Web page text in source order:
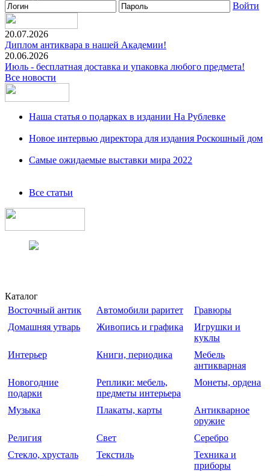
Войти
20.07.2026
Диплом антиквара в нашей Академии!
20.06.2026
Июль - бесплатная доставка и упаковка любого предмета!
Все новости
Наша статья о подарках в издании На Рублевке
Новое интервью директора для издания Роскошный дом
Самые ожидаемые выставки мира 2022
Все статьи
Каталог
Восточный антик
Автомобили раритет
Гравюры
Домашняя утварь
Живопись и графика
Игрушки и
куклы
Интерьер
Книги, периодика
Мебель
антикварная
Новогодние
подарки
Реплики: мебель,
предметы интерьера
Монеты, ордена
Музыка Плакаты, карты
Антикварное
оружие
Религия
Свет
Серебро
Стекло, хрусталь
Текстиль
Техника и
приборы